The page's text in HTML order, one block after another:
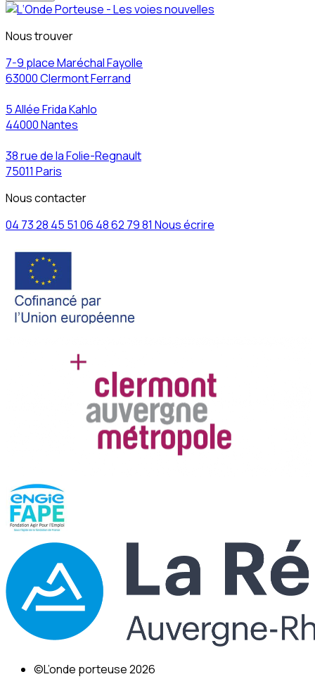
Nous trouver
7-9 place Maréchal Fayolle
63000 Clermont Ferrand
5 Allée Frida Kahlo
44000 Nantes
38 rue de la Folie-Regnault
75011 Paris
Nous contacter
04 73 28 45 51 06 48 62 79 81 Nous écrire
©L’onde porteuse 2026